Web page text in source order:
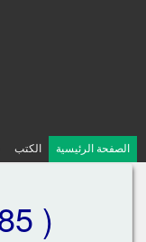
الصفحة الرئيسية الكتب
)